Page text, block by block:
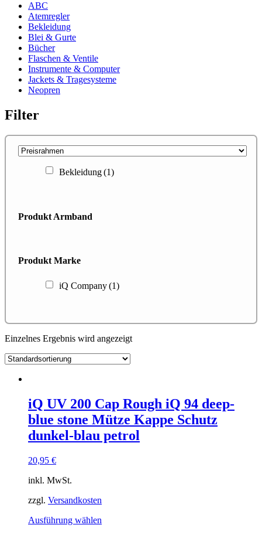
ABC
Atemregler
Bekleidung
Blei & Gurte
Bücher
Flaschen & Ventile
Instrumente & Computer
Jackets & Tragesysteme
Neopren
Filter
Bekleidung(1)
Produkt Armband
Produkt Marke
iQ Company(1)
Einzelnes Ergebnis wird angezeigt
iQ UV 200 Cap Rough iQ 94 deep-
blue stone Mütze Kappe Schutz
dunkel-blau petrol
20,95 €
inkl. MwSt.
zzgl. Versandkosten
Ausführung wählen